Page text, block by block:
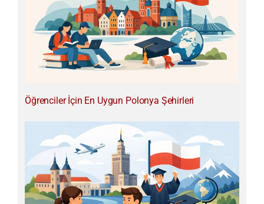
Öğrenciler İçin En Uygun Polonya Şehirleri